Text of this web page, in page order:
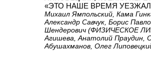
«ЭТО НАШЕ ВРЕМЯ
Михаил Ямпольский, Кама
Александр Савчук, Борис
Шендерович (ФИЗИЧЕСКОЕ
Агишева, Анатолий Праудин,
Абушахманов, Олег